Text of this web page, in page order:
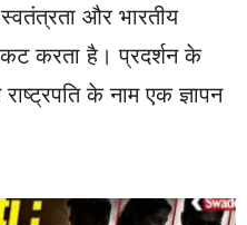
और भारतीय
करता है। प्रदर्शन के
के नाम एक ज्ञापन